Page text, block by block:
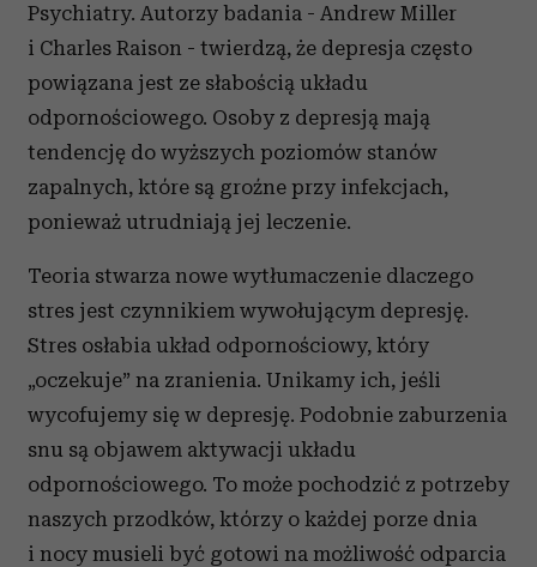
Psychiatry. Autorzy badania - Andrew Miller
i Charles Raison - twierdzą, że depresja często
powiązana jest ze słabością układu
odpornościowego. Osoby z depresją mają
tendencję do wyższych poziomów stanów
zapalnych, które są groźne przy infekcjach,
ponieważ utrudniają jej leczenie.
Teoria stwarza nowe wytłumaczenie dlaczego
stres jest czynnikiem wywołującym depresję.
Stres osłabia układ odpornościowy, który
„oczekuje” na zranienia. Unikamy ich, jeśli
wycofujemy się w depresję. Podobnie zaburzenia
snu są objawem aktywacji układu
odpornościowego. To może pochodzić z potrzeby
naszych przodków, którzy o każdej porze dnia
i nocy musieli być gotowi na możliwość odparcia